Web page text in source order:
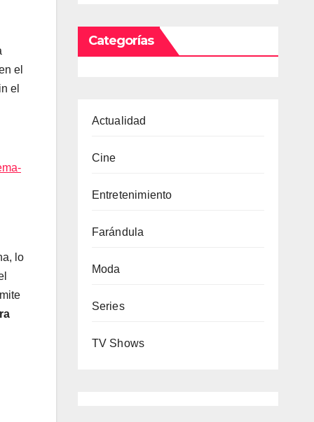
el
el
lo
Categorías
Actualidad
Cine
Entretenimiento
Farándula
Moda
Series
TV Shows